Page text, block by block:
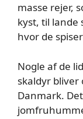
masse rejer,
kyst, til lande
hvor de
Nogle af de
skaldyr
Danmark.